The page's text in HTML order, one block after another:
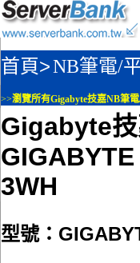
首頁>NB筆電/
>>瀏覽所有Gigabyte技嘉NB筆
Gigabyte
3WH
型號：